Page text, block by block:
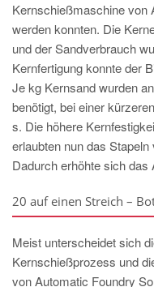
Kernschießmaschine von
werden konnten. Die
und der Sandverbrauch
Kernfertigung konnte der
Je kg Kernsand wurden
benötigt, bei einer
s. Die höhere
erlaubten nun das
Dadurch erhöhte sich das
20 auf einen Streich –
Meist unterscheidet sich
Kernschießprozess und
von Automatic Foundry